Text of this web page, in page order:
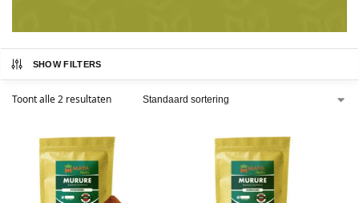
SHOW FILTERS
Toont alle 2 resultaten